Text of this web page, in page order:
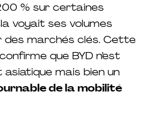
% sur certaines
voyait ses volumes
des marchés clés. Cette
que BYD n’est
mais bien un
de la mobilité